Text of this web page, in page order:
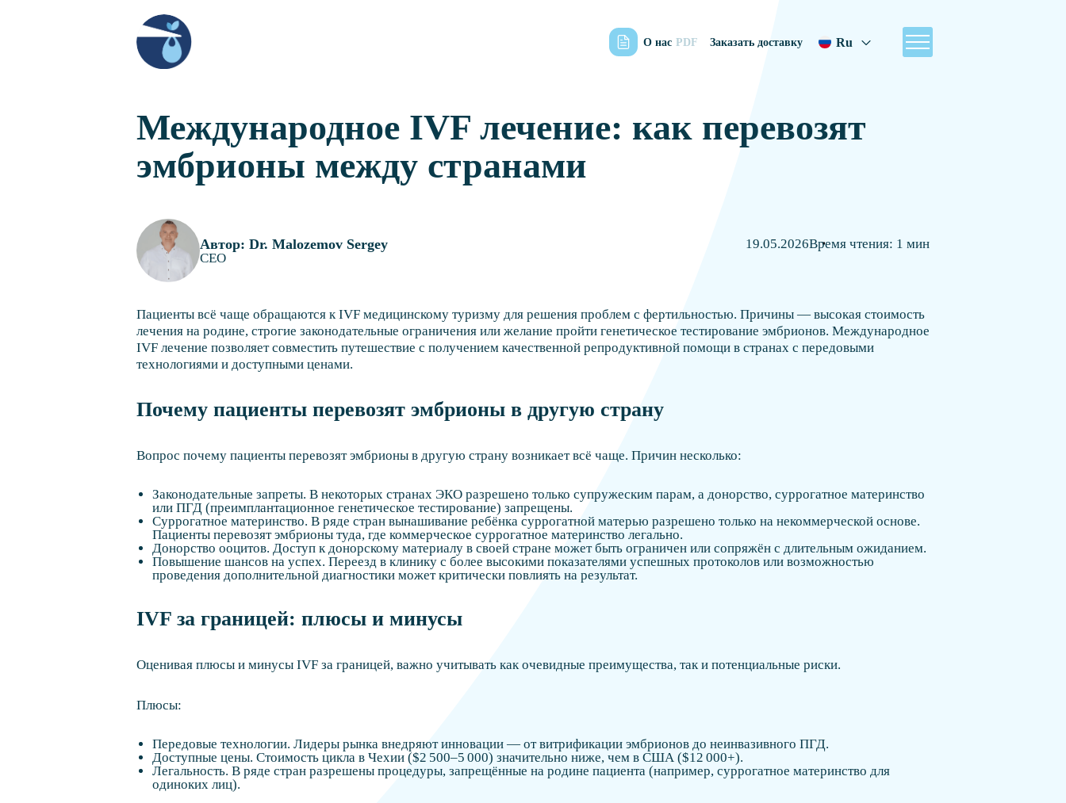
О нас PDF Заказать доставку Ru
Международное IVF лечение: как перевозят
эмбрионы между странами
Автор: Dr. Malozemov Sergey
CEO
19.05.2026Время чтения: 1 мин
Пациенты всё чаще обращаются к IVF медицинскому туризму для решения проблем с фертильностью. Причины — высокая стоимость
лечения на родине, строгие законодательные ограничения или желание пройти генетическое тестирование эмбрионов. Международное
IVF лечение позволяет совместить путешествие с получением качественной репродуктивной помощи в странах с передовыми
технологиями и доступными ценами.
Почему пациенты перевозят эмбрионы в другую страну
Вопрос почему пациенты перевозят эмбрионы в другую страну возникает всё чаще. Причин несколько:
Законодательные запреты. В некоторых странах ЭКО разрешено только супружеским парам, а донорство, суррогатное материнство
или ПГД (преимплантационное генетическое тестирование) запрещены.
Суррогатное материнство. В ряде стран вынашивание ребёнка суррогатной матерью разрешено только на некоммерческой основе.
Пациенты перевозят эмбрионы туда, где коммерческое суррогатное материнство легально.
Донорство ооцитов. Доступ к донорскому материалу в своей стране может быть ограничен или сопряжён с длительным ожиданием.
Повышение шансов на успех. Переезд в клинику с более высокими показателями успешных протоколов или возможностью
проведения дополнительной диагностики может критически повлиять на результат.
IVF за границей: плюсы и минусы
Оценивая плюсы и минусы IVF за границей, важно учитывать как очевидные преимущества, так и потенциальные риски.
Плюсы:
Передовые технологии. Лидеры рынка внедряют инновации — от витрификации эмбрионов до неинвазивного ПГД.
Доступные цены. Стоимость цикла в Чехии ($2 500–5 000) значительно ниже, чем в США ($12 000+).
Легальность. В ряде стран разрешены процедуры, запрещённые на родине пациента (например, суррогатное материнство для
одиноких лиц).